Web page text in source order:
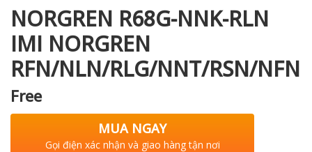
NORGREN R68G-NNK-RLN
IMI NORGREN
RFN/NLN/RLG/NNT/RSN/NFN
Free
MUA NGAY
Gọi điện xác nhận và giao hàng tận nơi